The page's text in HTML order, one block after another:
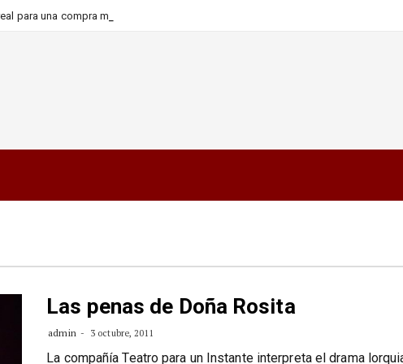
para una compra más informada y
Las penas de Doña Rosita
admin 3 octubre, 2011
La compañía Teatro para un Instante interpreta el drama